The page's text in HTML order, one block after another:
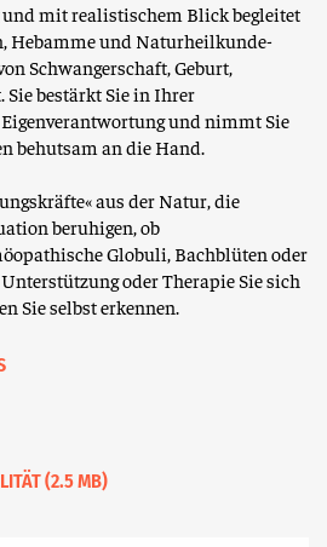
mit realistischem Blick begleitet
Hebamme und Naturheilkunde-
Schwangerschaft, Geburt,
bestärkt Sie in Ihrer
und nimmt Sie
behutsam an die Hand.
aus der Natur, die
beruhigen, ob
Globuli, Bachblüten oder
oder Therapie Sie sich
Sie selbst erkennen.
(2.5 MB)